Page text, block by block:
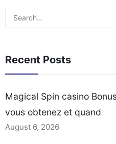
retrait des gains
casino Étape par étape :
Comment[…]
Search
Recent Posts
Magical Spin casino
vous obtenez et quand
August 6, 2026